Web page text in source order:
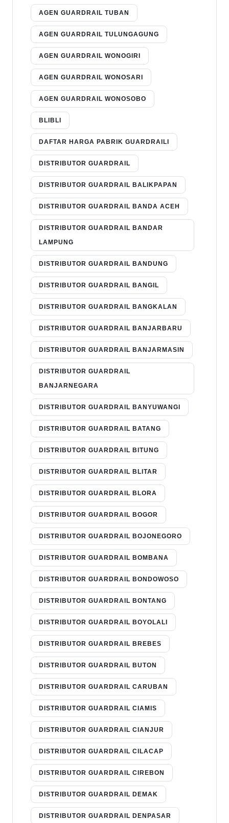
AGEN GUARDRAIL TUBAN
AGEN GUARDRAIL TULUNGAGUNG
AGEN GUARDRAIL WONOGIRI
AGEN GUARDRAIL WONOSARI
AGEN GUARDRAIL WONOSOBO
BLIBLI
DAFTAR HARGA PABRIK GUARDRAILI
DISTRIBUTOR GUARDRAIL
DISTRIBUTOR GUARDRAIL BALIKPAPAN
DISTRIBUTOR GUARDRAIL BANDA ACEH
DISTRIBUTOR GUARDRAIL BANDAR
LAMPUNG
DISTRIBUTOR GUARDRAIL BANDUNG
DISTRIBUTOR GUARDRAIL BANGIL
DISTRIBUTOR GUARDRAIL BANGKALAN
DISTRIBUTOR GUARDRAIL BANJARBARU
DISTRIBUTOR GUARDRAIL BANJARMASIN
DISTRIBUTOR GUARDRAIL
BANJARNEGARA
DISTRIBUTOR GUARDRAIL BANYUWANGI
DISTRIBUTOR GUARDRAIL BATANG
DISTRIBUTOR GUARDRAIL BITUNG
DISTRIBUTOR GUARDRAIL BLITAR
DISTRIBUTOR GUARDRAIL BLORA
DISTRIBUTOR GUARDRAIL BOGOR
DISTRIBUTOR GUARDRAIL BOJONEGORO
DISTRIBUTOR GUARDRAIL BOMBANA
DISTRIBUTOR GUARDRAIL BONDOWOSO
DISTRIBUTOR GUARDRAIL BONTANG
DISTRIBUTOR GUARDRAIL BOYOLALI
DISTRIBUTOR GUARDRAIL BREBES
DISTRIBUTOR GUARDRAIL BUTON
DISTRIBUTOR GUARDRAIL CARUBAN
DISTRIBUTOR GUARDRAIL CIAMIS
DISTRIBUTOR GUARDRAIL CIANJUR
DISTRIBUTOR GUARDRAIL CILACAP
DISTRIBUTOR GUARDRAIL CIREBON
DISTRIBUTOR GUARDRAIL DEMAK
DISTRIBUTOR GUARDRAIL DENPASAR